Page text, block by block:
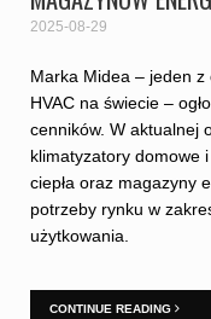
2025-08-29
Marka Midea – jeden z
HVAC na świecie –
cenników. W aktualnej
klimatyzatory domowe
ciepła oraz magazyny
potrzeby rynku w
użytkowania.
CONTINUE READING